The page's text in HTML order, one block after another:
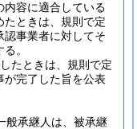
内容に適合している
たときは、規則で定
認事業者に対してそ
。
たときは、規則で定
が完了した旨を公表
般承継人は、被承継